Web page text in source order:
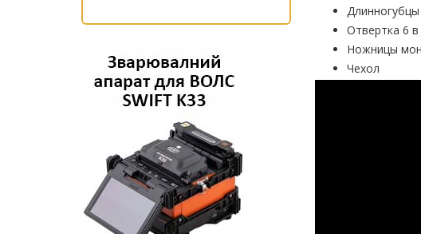
Отвертка 6 в
Ножницы
Чехол